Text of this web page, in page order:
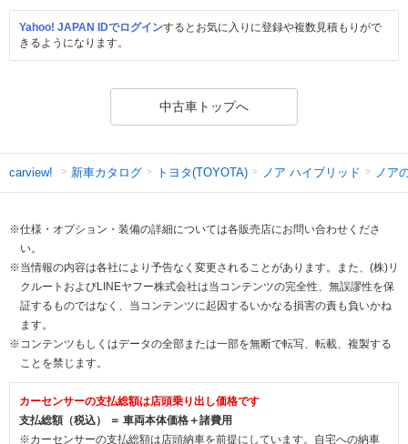
Yahoo! JAPAN IDでログインするとお気に入りに登録や複数見積もりがで
きるようになります。
中古車トップへ
carview! 新車カタログ トヨタ(TOYOTA) ノア ハイブリッド ノア
※仕様・オプション・装備の詳細については各販売店にお問い合わせくださ
い。
※当情報の内容は各社により予告なく変更されることがあります。また、(株)リ
クルートおよびLINEヤフー株式会社は当コンテンツの完全性、無誤謬性を保
証するものではなく、当コンテンツに起因するいかなる損害の責も負いかね
ます。
※コンテンツもしくはデータの全部または一部を無断で転写、転載、複製する
ことを禁じます。
カーセンサーの支払総額は店頭乗り出し価格です
支払総額（税込） ＝ 車両本体価格＋諸費用
※カーセンサーの支払総額は店頭納車を前提にしています。自宅への納車